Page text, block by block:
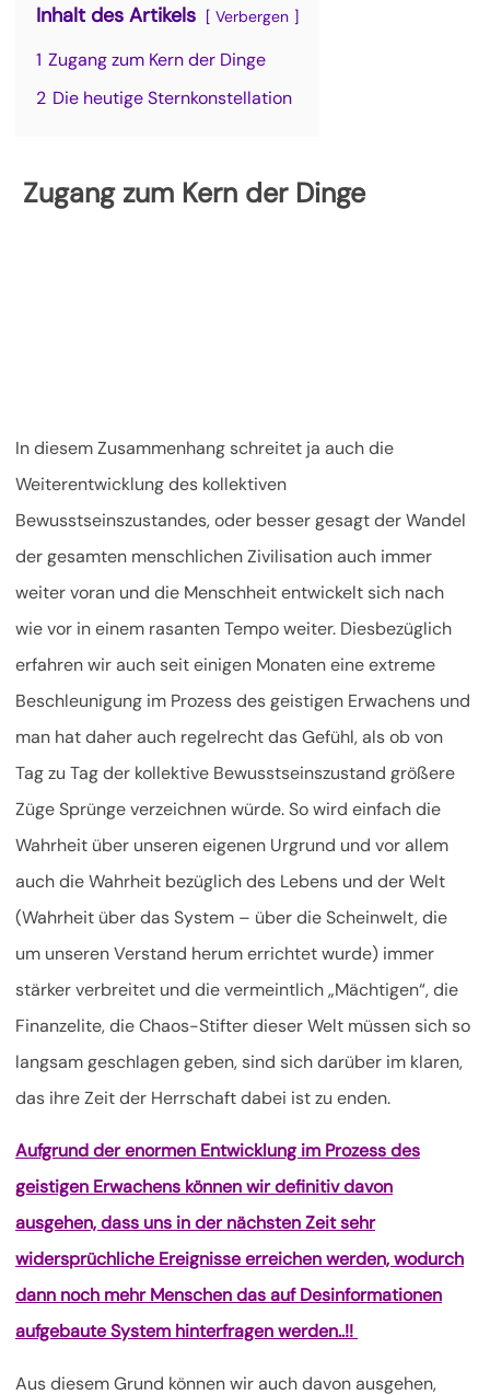
Inhalt des Artikels Verbergen
1 Zugang zum Kern der Dinge
2 Die heutige Sternkonstellation
Zugang zum Kern der Dinge
In diesem Zusammenhang schreitet ja auch die
Weiterentwicklung des kollektiven
Bewusstseinszustandes, oder besser gesagt der Wandel
der gesamten menschlichen Zivilisation auch immer
weiter voran und die Menschheit entwickelt sich nach
wie vor in einem rasanten Tempo weiter. Diesbezüglich
erfahren wir auch seit einigen Monaten eine extreme
Beschleunigung im Prozess des geistigen Erwachens und
man hat daher auch regelrecht das Gefühl, als ob von
Tag zu Tag der kollektive Bewusstseinszustand größere
Züge Sprünge verzeichnen würde. So wird einfach die
Wahrheit über unseren eigenen Urgrund und vor allem
auch die Wahrheit bezüglich des Lebens und der Welt
(Wahrheit über das System – über die Scheinwelt, die
um unseren Verstand herum errichtet wurde) immer
stärker verbreitet und die vermeintlich „Mächtigen“, die
Finanzelite, die Chaos-Stifter dieser Welt müssen sich so
langsam geschlagen geben, sind sich darüber im klaren,
das ihre Zeit der Herrschaft dabei ist zu enden.
Aufgrund der enormen Entwicklung im Prozess des
geistigen Erwachens können wir definitiv davon
ausgehen, dass uns in der nächsten Zeit sehr
widersprüchliche Ereignisse erreichen werden, wodurch
dann noch mehr Menschen das auf Desinformationen
aufgebaute System hinterfragen werden..!!
Aus diesem Grund können wir auch davon ausgehen,